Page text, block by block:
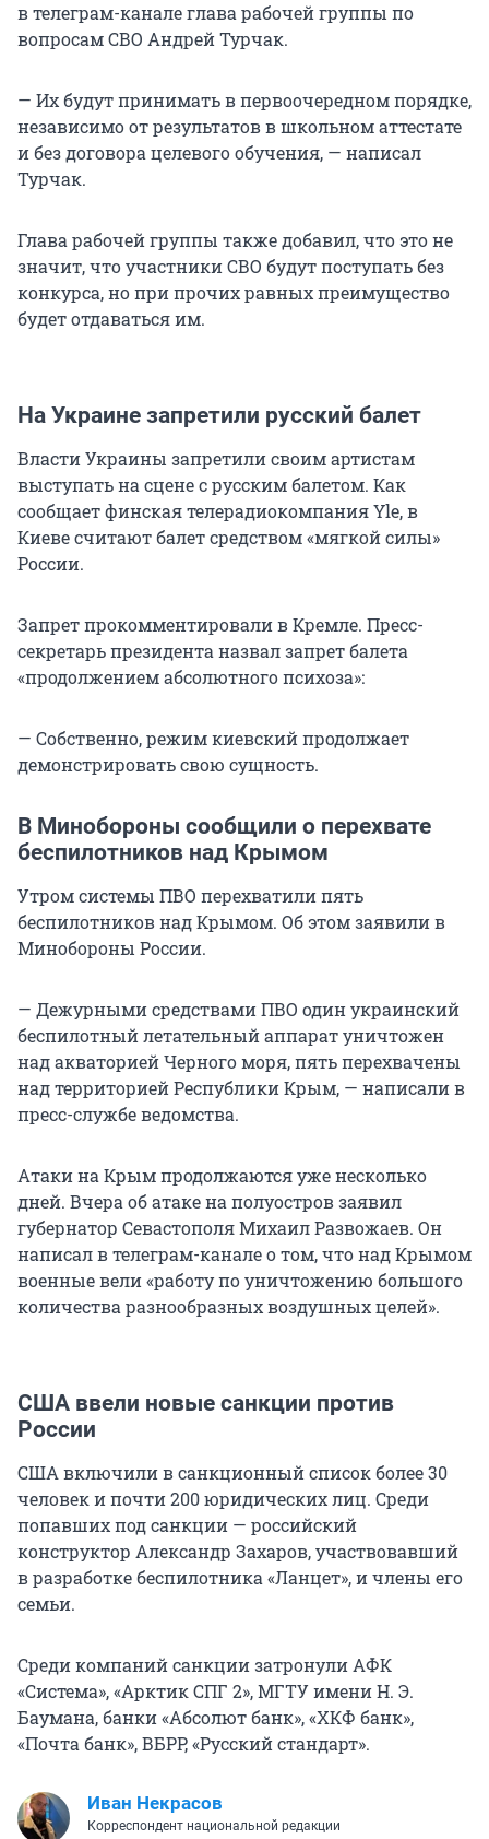
в телеграм-канале глава рабочей группы по
вопросам СВО Андрей Турчак.
— Их будут принимать в первoочередном порядке,
незaвисимо от результатов в школьном аттестaте
и без договорa целевого обучения, — написал
Турчак.
Глава рабочей группы также добавил, что это не
значит, что участники СВО будут поступать без
конкурса, но при прочих равных преимущество
будет отдаваться им.
На Украине запретили русский балет
Власти Украины запретили своим артистам
выступать на сцене с русским балетом. Как
сообщает финская телерадиокомпания Yle, в
Киеве считают балет средством «мягкой силы»
России.
Запрет прокомментировали в Кремле. Пресс-
секретарь президента назвал запрет балета
«продолжением абсолютного психоза»:
— Собственно, режим киевский продолжает
демонстрировать свою сущность.
В Минобороны сообщили о перехвате
беспилотников над Крымом
Утром системы ПВО перехватили пять
беспилотников над Крымом. Об этом заявили в
Минобороны России.
— Дежурными средствами ПВО один украинский
беспилотный летательный аппарат уничтожен
над акваторией Черного моря, пять перехвачены
над территорией Республики Крым, — написали в
пресс-службе ведомства.
Атаки на Крым продолжаются уже несколько
дней. Вчера об атаке на полуостров заявил
губернатор Севастополя Михаил Развожаев. Он
написал в телеграм-канале о том, что над Крымом
военные вели «работу по уничтожению большого
количества разнообразных воздушных целей».
США ввели новые санкции против
России
США включили в санкционный список более 30
человек и почти 200 юридических лиц. Среди
попавших под санкции — российский
конструктор Александр Захаров, участвовавший
в разработке беспилотника «Ланцет», и члены его
семьи.
Среди компаний санкции затронули АФК
«Система», «Арктик СПГ 2», МГТУ имени Н. Э.
Баумана, банки «Абсолют банк», «ХКФ банк»,
«Почта банк», ВБРР, «Русский стандарт».
Иван Некрасов
Корреспондент национальной редакции